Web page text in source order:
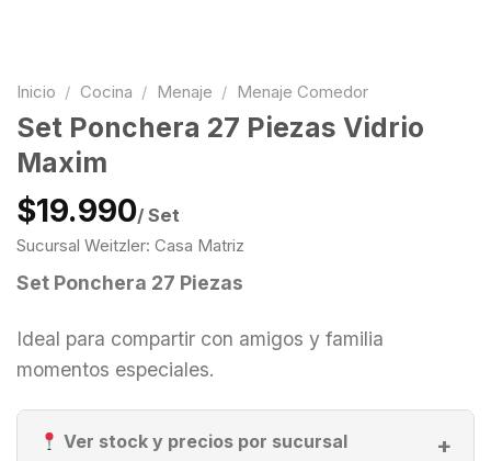
Inicio / Cocina / Menaje / Menaje Comedor
Set Ponchera 27 Piezas Vidrio
Maxim
$19.990/ Set
Sucursal Weitzler: Casa Matriz
Set Ponchera 27 Piezas
Ideal para compartir con amigos y familia
momentos especiales.
Ver stock y precios por sucursal